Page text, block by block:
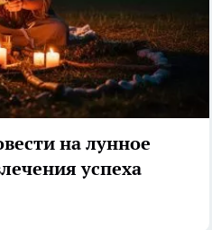
на лунное
успеха